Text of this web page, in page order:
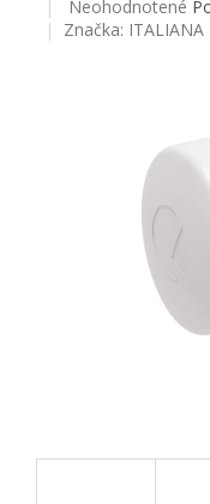
Priemerné
Neohodnotené
Značka: ITALIANA